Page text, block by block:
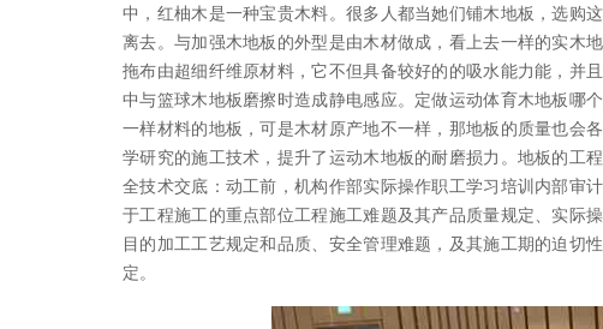
中，红柚木是一种宝贵木料。很多人都当她们铺木地板，选购
离去。与加强木地板的外型是由木材做成，看上去一样的实木
拖布由超细纤维原材料，它不但具备较好的的吸水能力能，并
中与篮球木地板磨擦时造成静电感应。定做运动体育木地板哪
一样材料的地板，可是木材原产地不一样，那地板的质量也会
学研究的施工技术，提升了运动木地板的耐磨损力。地板的工
全技术交底：动工前，机构作部实际操作职工学习培训内部审
于工程施工的重点部位工程施工难题及其产品质量规定、实际
目的加工工艺规定和品质、安全管理难题，及其施工期的迫切
定。